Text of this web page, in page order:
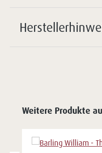
Weitere Produkte